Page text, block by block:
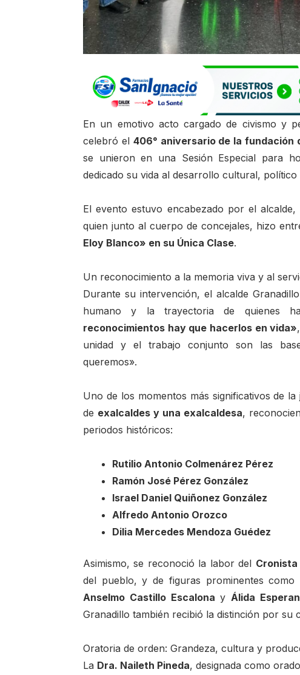
En un emotivo acto cargado de civismo y
celebró el 406° aniversario de la fundación
se unieron en una Sesión Especial para
dedicado su vida al desarrollo cultural,
El evento estuvo encabezado por el alcalde,
quien junto al cuerpo de concejales, hizo
Eloy Blanco» en su Única Clase.
Un reconocimiento a la memoria viva y al
Durante su intervención, el alcalde
humano y la trayectoria de quienes
reconocimientos hay que hacerlos en vida»
unidad y el trabajo conjunto son las
queremos».
Uno de los momentos más significativos de
de exalcaldes y una exalcaldesa,
periodos históricos:
Rutilio Antonio Colmenárez Pérez
Ramón José Pérez González
Israel Daniel Quiñonez González
Alfredo Antonio Orozco
Dilia Mercedes Mendoza Guédez
Asimismo, se reconoció la labor del
del pueblo, y de figuras prominentes como
Anselmo Castillo Escalona y Álida
Granadillo también recibió la distinción por su
Oratoria de orden: Grandeza, cultura y
La Dra. Naileth Pineda, designada como